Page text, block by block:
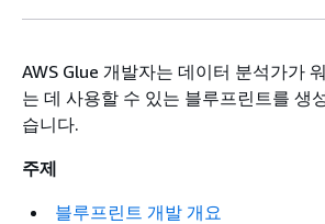
AWS Glue 개발자는 데이터 분석가가
는 데 사용할 수 있는 블루프린트를 생
습니다.
주제
블루프린트 개발 개요